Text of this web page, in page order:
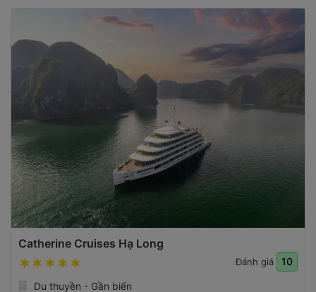
Catherine Cruises Hạ Long
Đánh giá 10
Du thuyền - Gần biển